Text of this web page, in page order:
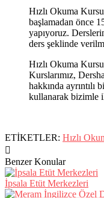
Hızlı Okuma
başlamadan önce
yapıyoruz.
ders şeklinde
Hızlı Okuma
Kurslarımız,
hakkında ayrıntılı
kullanarak bizimle
ETİKETLER: Hızlı
Benzer Konular
İpsala Etüt Merkezleri